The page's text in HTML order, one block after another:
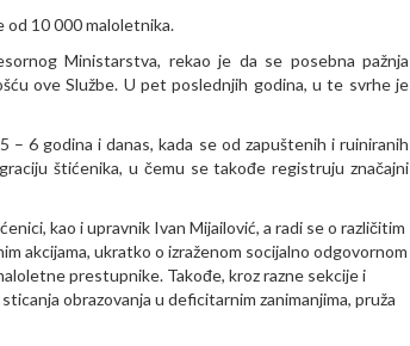
od 10 000 maloletnika.
Ministarstva, rekao je da se posebna pažnja
ove Službe. U pet poslednjih godina, u te svrhe je
6 godina i danas, kada se od zapuštenih i ruiniranih
štićenika, u čemu se takođe registruju značajni
kao i upravnik Ivan Mijailović, a radi se o različitim
akcijama, ukratko o izraženom socijalno odgovornom
prestupnike. Takođe, kroz razne sekcije i
obrazovanja u deficitarnim zanimanjima, pruža